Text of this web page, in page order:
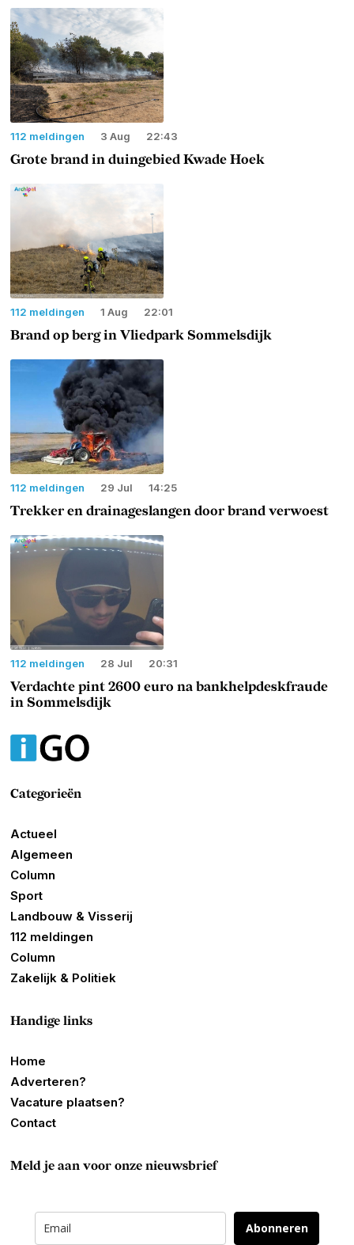
112 meldingen 3 Aug 22:43
Grote brand in duingebied Kwade Hoek
112 meldingen 1 Aug 22:01
Brand op berg in Vliedpark Sommelsdijk
112 meldingen 29 Jul 14:25
Trekker en drainageslangen door brand verwoest
112 meldingen 28 Jul 20:31
Verdachte pint 2600 euro na bankhelpdeskfraude
in Sommelsdijk
Categorieën
Actueel
Algemeen
Column
Sport
Landbouw & Visserij
112 meldingen
Column
Zakelijk & Politiek
Handige links
Home
Adverteren?
Vacature plaatsen?
Contact
Meld je aan voor onze nieuwsbrief
Abonneren